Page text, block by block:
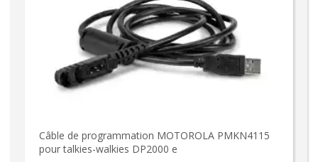
Câble de programmation MOTOROLA PMKN4115
pour talkies-walkies DP2000 e